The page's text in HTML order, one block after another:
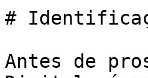
#
Antes de